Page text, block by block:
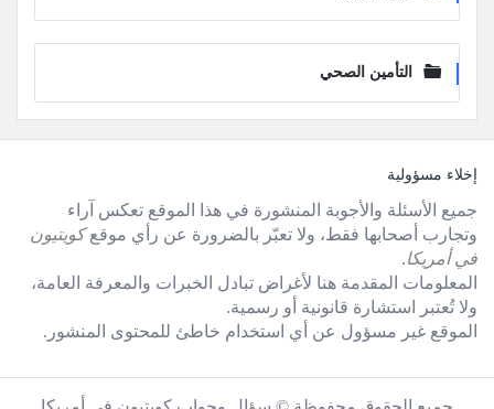
التأمين الصحي
الفوترإخلاء مسؤولية
جميع الأسئلة والأجوبة المنشورة في هذا الموقع تعكس آراء
وتجارب أصحابها فقط، ولا تعبّر بالضرورة عن رأي موقعكويتيون
في أمريكا.
المعلومات المقدمة هنا لأغراض تبادل الخبرات والمعرفة العامة،
ولا تُعتبر استشارة قانونية أو رسمية.
الموقع غير مسؤول عن أي استخدام خاطئ للمحتوى المنشور.